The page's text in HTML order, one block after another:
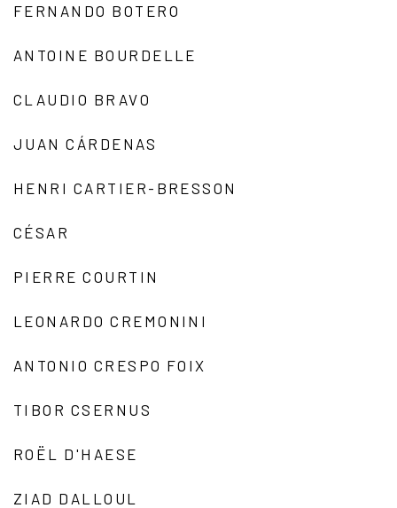
FERNANDO BOTERO
ANTOINE BOURDELLE
CLAUDIO BRAVO
JUAN CÁRDENAS
HENRI CARTIER-BRESSON
CÉSAR
PIERRE COURTIN
LEONARDO CREMONINI
ANTONIO CRESPO FOIX
TIBOR CSERNUS
ROËL D'HAESE
ZIAD DALLOUL